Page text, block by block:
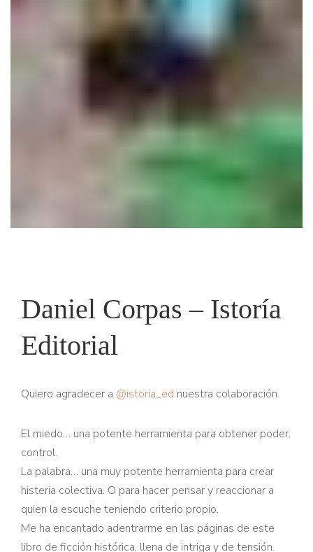
Daniel Corpas – Istoría
Editorial
Quiero agradecer a @istoria_ed nuestra colaboración.
El miedo… una potente herramienta para obtener poder,
control.
La palabra… una muy potente herramienta para crear
histeria colectiva. O para hacer pensar y reaccionar a
quien la escuche teniendo criterio propio.
Me ha encantado adentrarme en las páginas de este
libro de ficción histórica, llena de intriga y de tensión.